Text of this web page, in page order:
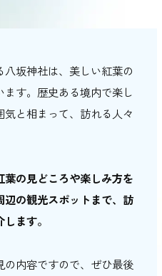
かけ手帖とは
い合わせ
坂神社は、美しい紅葉の
す。歴史ある境内で楽し
と相まって、訪れる人々
葉の見どころや楽しみ方を
の観光スポットまで、訪
ます。
内容ですので、ぜひ最後